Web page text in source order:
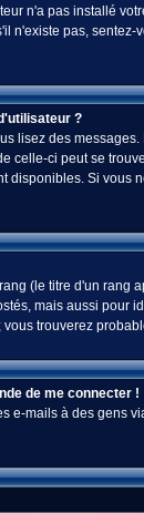
n'a pas installé
n'existe pas,
?
lisez des
celle-ci peut se
disponibles. Si
(le titre d'un
mais aussi
trouverez
de me connecter !
e-mails à des gens